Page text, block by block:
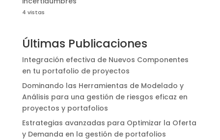
4 vistas
Últimas Publicaciones
Integración efectiva de Nuevos Componentes
en tu portafolio de proyectos
Dominando las Herramientas de Modelado y
Análisis para una gestión de riesgos eficaz en
proyectos y portafolios
Estrategias avanzadas para Optimizar la Oferta
y Demanda en la gestión de portafolios